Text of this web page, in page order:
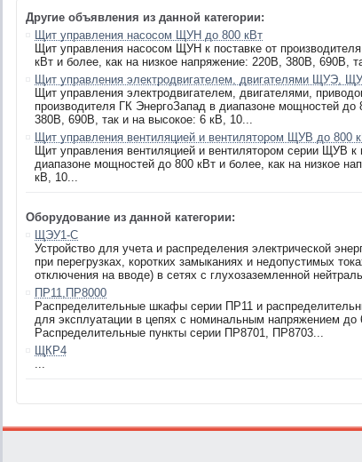
Другие объявления из данной категории:
Щит управления насосом ЩУН до 800 кВт
Щит управления насосом ЩУН к поставке от
кВт и более, как на низкое напряжение: 220В, 380В, 690В,
Щит управления электродвигателем, двигателями ЩУЭ,
Щит управления электродвигателем, двигателями,
производителя ГК ЭнергоЗапад в диапазоне мощностей
380В, 690В, так и на высокое: 6 кВ, 10...
Щит управления вентиляцией и вентилятором ЩУВ до 800
Щит управления вентиляцией и вентилятором серии ЩУВ к
диапазоне мощностей до 800 кВт и более, как на низкое
кВ, 10...
Оборудование из данной категории:
ЩЭУ1-С
Устройство для учета и распределения электрической
при перегрузках, коротких замыканиях и недопустимых
отключения на вводе) в сетях с глухозаземленной
ПР11,ПР8000
Распределительные шкафы серии ПР11 и
для эксплуатации в цепях с номинальным напряжением до
Распределительные пункты серии ПР8701, ПР8703...
ЩКР4
...